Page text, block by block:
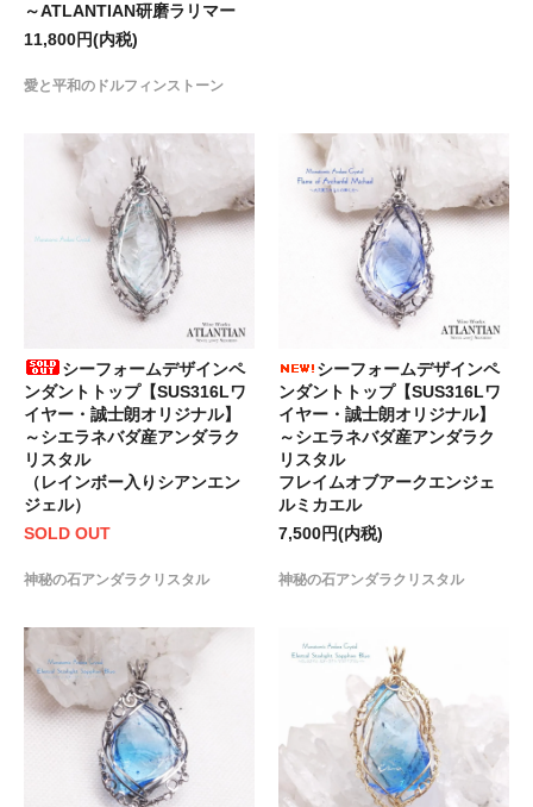
～ATLANTIAN研磨ラリマー
11,800円(内税)
愛と平和のドルフィンストーン
シーフォームデザインペ
ンダントトップ【SUS316Lワ
イヤー・誠士朗オリジナル】
～シエラネバダ産アンダラク
リスタル
（レインボー入りシアンエン
ジェル）
SOLD OUT
神秘の石アンダラクリスタル
シーフォームデザインペ
ンダントトップ【SUS316Lワ
イヤー・誠士朗オリジナル】
～シエラネバダ産アンダラク
リスタル
フレイムオブアークエンジェ
ルミカエル
7,500円(内税)
神秘の石アンダラクリスタル